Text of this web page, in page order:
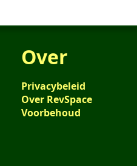
Over
Privacybeleid
Over RevSpace
Voorbehoud